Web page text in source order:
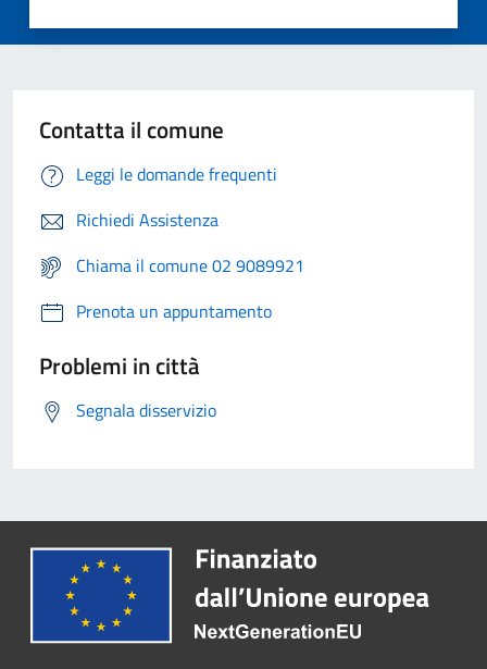
Contatta il comune
Leggi le domande frequenti
Richiedi Assistenza
Chiama il comune 02 9089921
Prenota un appuntamento
Problemi in città
Segnala disservizio